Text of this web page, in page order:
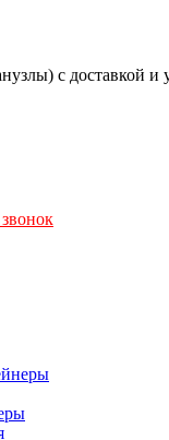
с доставкой и
звонок